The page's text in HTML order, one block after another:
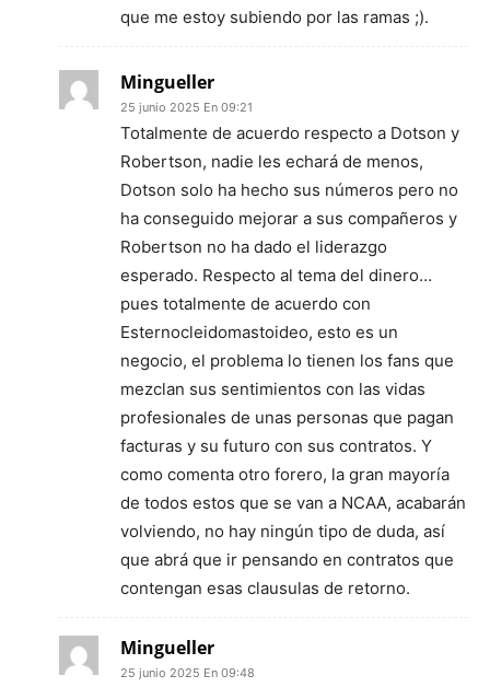
que me estoy subiendo por las ramas ;).
Mingueller
25 junio 2025 En 09:21
Totalmente de acuerdo respecto a Dotson y
Robertson, nadie les echará de menos,
Dotson solo ha hecho sus números pero no
ha conseguido mejorar a sus compañeros y
Robertson no ha dado el liderazgo
esperado. Respecto al tema del dinero…
pues totalmente de acuerdo con
Esternocleidomastoideo, esto es un
negocio, el problema lo tienen los fans que
mezclan sus sentimientos con las vidas
profesionales de unas personas que pagan
facturas y su futuro con sus contratos. Y
como comenta otro forero, la gran mayoría
de todos estos que se van a NCAA, acabarán
volviendo, no hay ningún tipo de duda, así
que abrá que ir pensando en contratos que
contengan esas clausulas de retorno.
Mingueller
25 junio 2025 En 09:48